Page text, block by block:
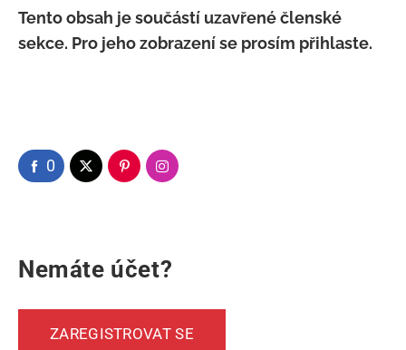
Tento obsah je součástí uzavřené členské
sekce. Pro jeho zobrazení se prosím přihlaste.
0
Nemáte účet?
ZAREGISTROVAT SE